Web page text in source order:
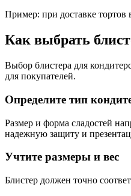
Пример: при доставке тортов
Как выбрать
Выбор блистера для
для покупателей.
Определите тип
Размер и форма сладостей
надежную защиту и
Учтите размеры и вес
Блистер должен точно